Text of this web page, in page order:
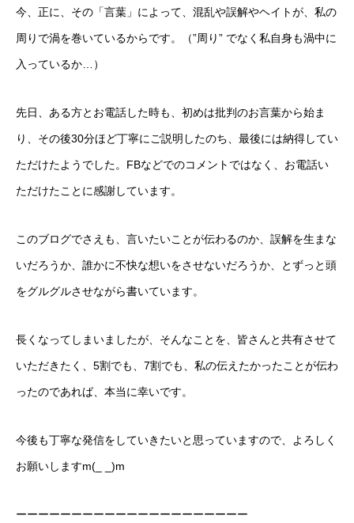
今、正に、その「言葉」によって、混乱や誤解やヘイトが、私の
周りで渦を巻いているからです。（”周り” でなく私自身も渦中に
入っているか…）
先日、ある方とお電話した時も、初めは批判のお言葉から始ま
り、その後30分ほど丁寧にご説明したのち、最後には納得してい
ただけたようでした。FBなどでのコメントではなく、お電話い
ただけたことに感謝しています。
このブログでさえも、言いたいことが伝わるのか、誤解を生まな
いだろうか、誰かに不快な想いをさせないだろうか、とずっと頭
をグルグルさせながら書いています。
長くなってしまいましたが、そんなことを、皆さんと共有させて
いただきたく、5割でも、7割でも、私の伝えたかったことが伝わ
ったのであれば、本当に幸いです。
今後も丁寧な発信をしていきたいと思っていますので、よろしく
お願いしますm(_ _)m
ーーーーーーーーーーーーーーーーーーーーー